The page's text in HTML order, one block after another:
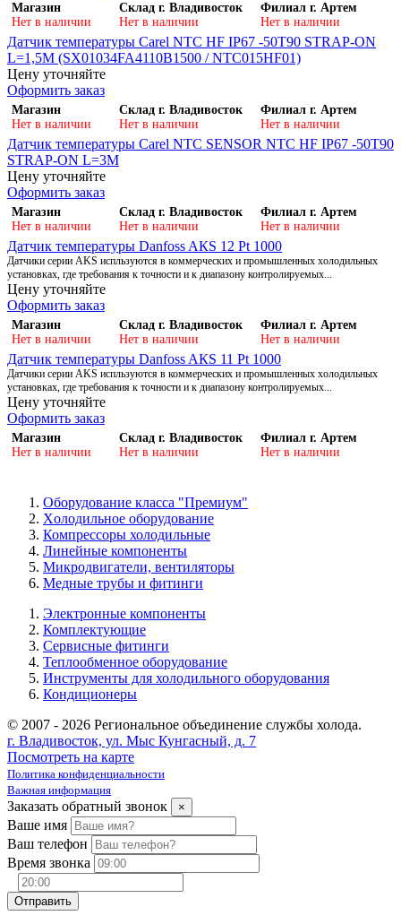
Магазин
Нет в наличии
Склад г. Владивосток
Нет в наличии
Филиал г. Артем
Нет в наличии
Датчик температуры Carel NTC HF IP67 -50T90 STRAP-ON
L=1,5M (SX01034FA4110B1500 / NTC015HF01)
Цену уточняйте
Оформить заказ
Магазин
Нет в наличии
Склад г. Владивосток
Нет в наличии
Филиал г. Артем
Нет в наличии
Датчик температуры Carel NTC SENSOR NTC HF IP67 -50T90
STRAP-ON L=3M
Цену уточняйте
Оформить заказ
Магазин
Нет в наличии
Склад г. Владивосток
Нет в наличии
Филиал г. Артем
Нет в наличии
Датчик температуры Danfoss AКS 12 Pt 1000
Датчики серии AKS испльзуются в коммерческих и промышленных холодильных
установках, где требования к точности и к диапазону контролируемых...
Цену уточняйте
Оформить заказ
Магазин
Нет в наличии
Склад г. Владивосток
Нет в наличии
Филиал г. Артем
Нет в наличии
Датчик температуры Danfoss AКS 11 Pt 1000
Датчики серии AKS испльзуются в коммерческих и промышленных холодильных
установках, где требования к точности и к диапазону контролируемых...
Цену уточняйте
Оформить заказ
Магазин
Нет в наличии
Склад г. Владивосток
Нет в наличии
Филиал г. Артем
Нет в наличии
Оборудование класса "Премиум"
Xолодильное оборудование
Компрессоры холодильные
Линейные компоненты
Микродвигатели, вентиляторы
Медные трубы и фитинги
Электронные компоненты
Комплектующие
Сервисные фитинги
Теплообменное оборудование
Инструменты для холодильного оборудования
Кондиционеры
© 2007 - 2026 Региональное объединение службы холода.
г. Владивосток, ул. Мыс Кунгасный, д. 7
Посмотреть на карте
Политика конфиденциальности
Важная информация
Заказать обратный звонок ×
Ваше имя
Ваш телефон
Время звонка